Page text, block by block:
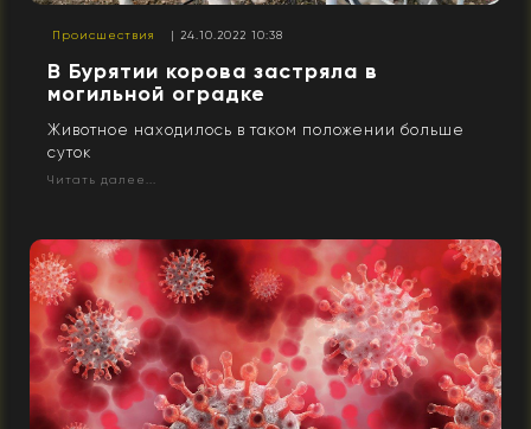
Происшествия | 24.10.2022 10:38
В Бурятии корова застряла в
могильной оградке
Животное находилось в таком положении больше
суток
Читать далее...